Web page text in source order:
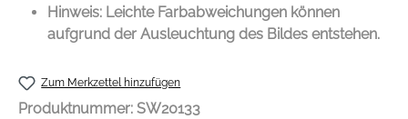
Hinweis: Leichte Farbabweichungen können
aufgrund der Ausleuchtung des Bildes entstehen.
Zum Merkzettel hinzufügen
Produktnummer: SW20133